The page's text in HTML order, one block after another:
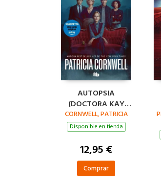
AUTOPSIA
(DOCTORA KAY
SCARPETTA 25)
CORNWELL, PATRICIA
Disponible en tienda
12,95 €
Comprar